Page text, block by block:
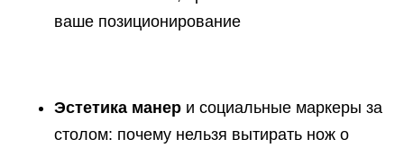
ваше позиционирование
Эстетика манер и социальные маркеры за
столом: почему нельзя вытирать нож о